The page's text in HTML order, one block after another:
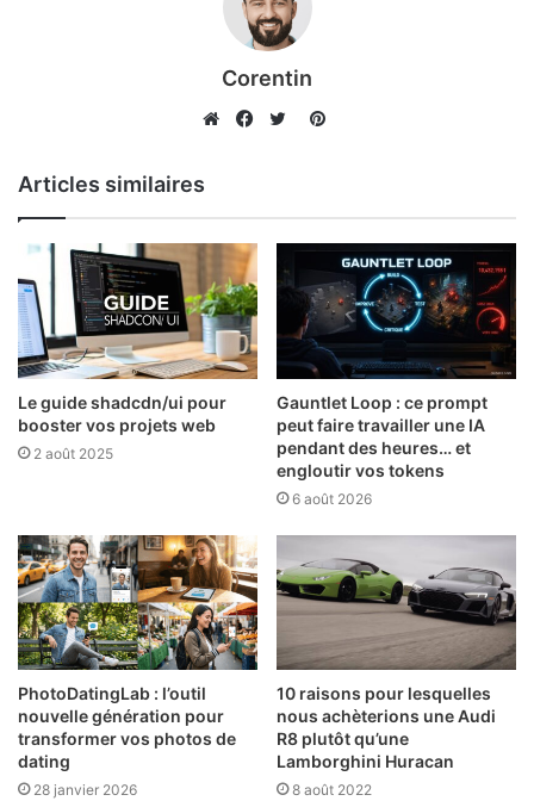
Corentin
Pinterest
Articles similaires
Le guide shadcdn/ui pour
booster vos projets web
2 août 2025
Gauntlet Loop : ce prompt
peut faire travailler une IA
pendant des heures… et
engloutir vos tokens
6 août 2026
PhotoDatingLab : l’outil
nouvelle génération pour
transformer vos photos de
dating
28 janvier 2026
10 raisons pour lesquelles
nous achèterions une Audi
R8 plutôt qu’une
Lamborghini Huracan
8 août 2022